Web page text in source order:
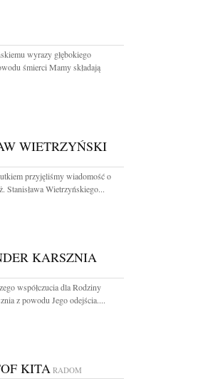
wyrazy głębokiego
śmierci Mamy składają
WIETRZYŃSKI
przyjęliśmy wiadomość o
Stanisława Wietrzyńskiego...
KARSZNIA
współczucia dla Rodziny
z powodu Jego odejścia....
KITARADOM